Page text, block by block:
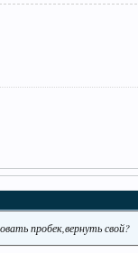
пробек,вернуть свой?